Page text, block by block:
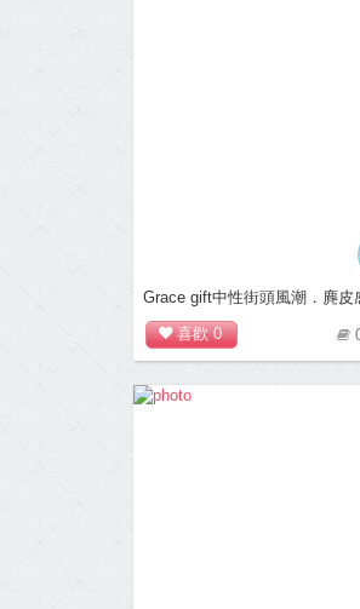
Grace gift中性街頭風潮．麂皮
復古綁帶增高球鞋 綠
喜歡0